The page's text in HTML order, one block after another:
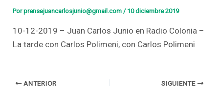
Porprensajuancarlosjunio@gmail.com/ 10 diciembre 2019
10-12-2019 – Juan Carlos Junio en Radio Colonia –
La tarde con Carlos Polimeni, con Carlos Polimeni
ANTERIOR SIGUIENTE